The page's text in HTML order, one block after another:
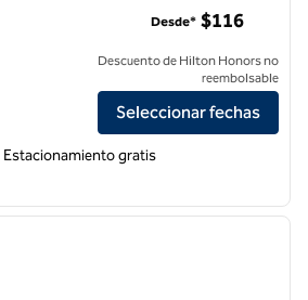
Inn Fresno Airport
Desde* $116
Descuento de Hilton Honors no
reembolsable
Seleccionar fechas
Estacionamiento gratis